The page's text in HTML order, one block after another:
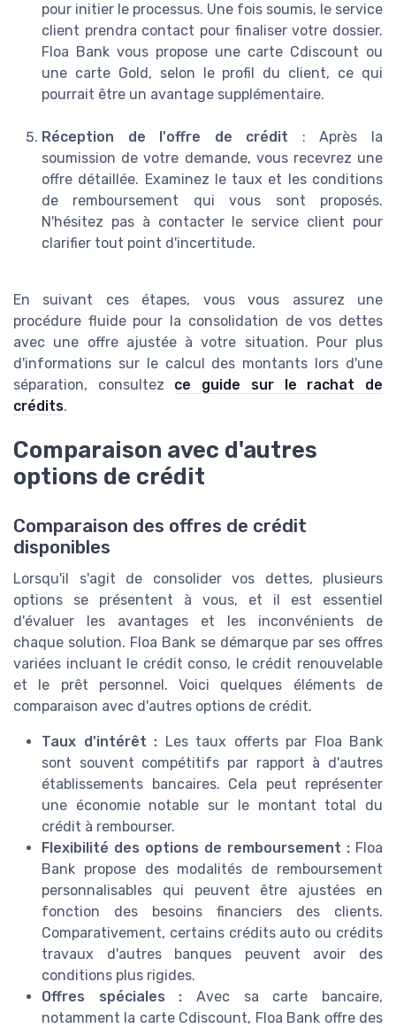
pour initier le processus. Une fois soumis, le service
client prendra contact pour finaliser votre dossier.
Floa Bank vous propose une carte Cdiscount ou
une carte Gold, selon le profil du client, ce qui
pourrait être un avantage supplémentaire.
Réception de l'offre de crédit : Après la
soumission de votre demande, vous recevrez une
offre détaillée. Examinez le taux et les conditions
de remboursement qui vous sont proposés.
N'hésitez pas à contacter le service client pour
clarifier tout point d'incertitude.
En suivant ces étapes, vous vous assurez une
procédure fluide pour la consolidation de vos dettes
avec une offre ajustée à votre situation. Pour plus
d'informations sur le calcul des montants lors d'une
séparation, consultez ce guide sur le rachat de
crédits.
Comparaison avec d'autres
options de crédit
Comparaison des offres de crédit
disponibles
Lorsqu'il s'agit de consolider vos dettes, plusieurs
options se présentent à vous, et il est essentiel
d'évaluer les avantages et les inconvénients de
chaque solution. Floa Bank se démarque par ses offres
variées incluant le crédit conso, le crédit renouvelable
et le prêt personnel. Voici quelques éléments de
comparaison avec d'autres options de crédit.
Taux d'intérêt : Les taux offerts par Floa Bank
sont souvent compétitifs par rapport à d'autres
établissements bancaires. Cela peut représenter
une économie notable sur le montant total du
crédit à rembourser.
Flexibilité des options de remboursement : Floa
Bank propose des modalités de remboursement
personnalisables qui peuvent être ajustées en
fonction des besoins financiers des clients.
Comparativement, certains crédits auto ou crédits
travaux d'autres banques peuvent avoir des
conditions plus rigides.
Offres spéciales : Avec sa carte bancaire,
notamment la carte Cdiscount, Floa Bank offre des